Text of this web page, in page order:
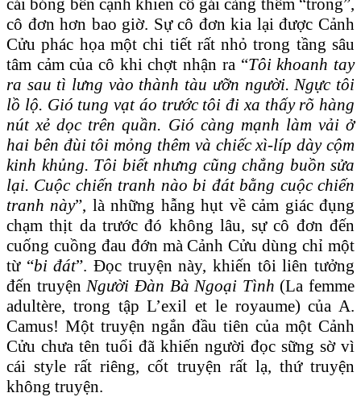
cái bóng bên cạnh khiến cô gái càng thêm “trống”,
cô đơn hơn bao giờ. Sự cô đơn kia lại được Cảnh
Cửu phác họa một chi tiết rất nhỏ trong tầng sâu
tâm cảm của cô khi chợt nhận ra “Tôi khoanh tay
ra sau tì lưng vào thành tàu ưỡn người. Ngực tôi
lồ lộ. Gió tung vạt áo trước tôi đi xa thấy rõ hàng
nút xẻ dọc trên quần. Gió càng mạnh làm vải ở
hai bên đùi tôi mỏng thêm và chiếc xì-líp dày cộm
kinh khủng. Tôi biết nhưng cũng chẳng buồn sửa
lại. Cuộc chiến tranh nào bi đát bằng cuộc chiến
tranh này”, là những hẫng hụt về cảm giác đụng
chạm thịt da trước đó không lâu, sự cô đơn đến
cuống cuồng đau đớn mà Cảnh Cửu dùng chỉ một
từ “bi đát”. Đọc truyện này, khiến tôi liên tưởng
đến truyệnNgười Đàn Bà Ngoại Tình (La femme
adultère, trong tập L’exil et le royaume) của A.
Camus! Một truyện ngắn đầu tiên của một Cảnh
Cửu chưa tên tuổi đã khiến người đọc sững sờ vì
cái style rất riêng, cốt truyện rất lạ, thứ truyện
không truyện.